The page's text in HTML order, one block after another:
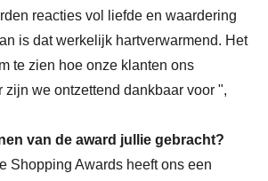
reacties vol liefde en waardering
is dat werkelijk hartverwarmend. Het
te zien hoe onze klanten ons
zijn we ontzettend dankbaar voor ",
van de award jullie gebracht?
Shopping Awards heeft ons een